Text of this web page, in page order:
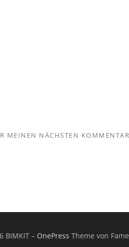
MEINEN NÄCHSTEN KOMMENTAR
BIMKIT – OnePress Theme von